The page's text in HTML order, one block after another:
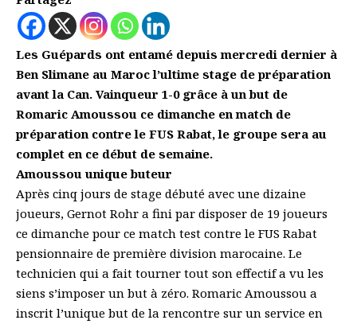
Les Guépards ont entamé depuis mercredi dernier à
Ben Slimane au Maroc l’ultime stage de préparation
avant la Can. Vainqueur 1-0 grâce à un but de
Romaric Amoussou ce dimanche en match de
préparation contre le FUS Rabat, le groupe sera au
complet en ce début de semaine.
Amoussou unique buteur
Après cinq jours de stage débuté avec une dizaine
joueurs, Gernot Rohr a fini par disposer de 19 joueurs
ce dimanche pour ce match test contre le FUS Rabat
pensionnaire de première division marocaine. Le
technicien qui a fait tourner tout son effectif a vu les
siens s’imposer un but à zéro. Romaric Amoussou a
inscrit l’unique but de la rencontre sur un service en